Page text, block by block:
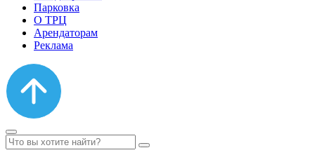
Парковка
О ТРЦ
Арендаторам
Реклама